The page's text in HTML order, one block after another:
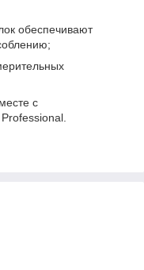
обеспечивают
с